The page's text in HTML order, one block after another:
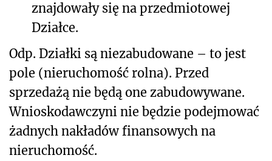
znajdowały się na przedmiotowej
Działce.
Odp. Działki są niezabudowane – to jest
pole (nieruchomość rolna). Przed
sprzedażą nie będą one zabudowywane.
Wnioskodawczyni nie będzie podejmować
żadnych nakładów finansowych na
nieruchomość.